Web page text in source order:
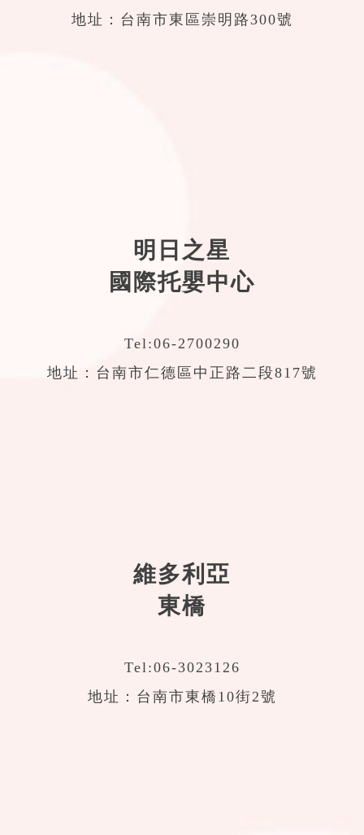
地址：台南市東區崇明路300號
明日之星
國際托嬰中心
Tel:06-2700290
地址：台南市仁德區中正路二段817號
維多利亞
東橋
Tel:06-3023126
地址：台南市東橋10街2號